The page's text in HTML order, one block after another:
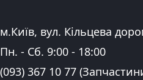
Адреса:
м.Київ, вул. Кільцева
Графік роботи:
Пн. - Сб. 9:00 - 18:00
Контактні номера
(093) 367 10 77